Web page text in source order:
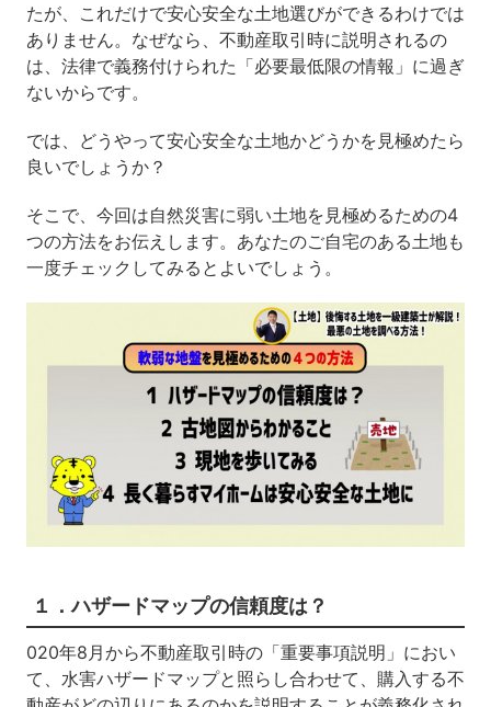
たが、これだけで安心安全な土地選びができるわけでは
ありません。なぜなら、不動産取引時に説明されるの
は、法律で義務付けられた「必要最低限の情報」に過ぎ
ないからです。
では、どうやって安心安全な土地かどうかを見極めたら
良いでしょうか？
そこで、今回は自然災害に弱い土地を見極めるための4
つの方法をお伝えします。あなたのご自宅のある土地も
一度チェックしてみるとよいでしょう。
１．ハザードマップの信頼度は？
020年8月から不動産取引時の「重要事項説明」におい
て、水害ハザードマップと照らし合わせて、購入する不